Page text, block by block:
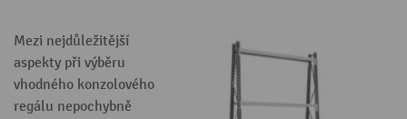
Mezi nejdůležitější
aspekty při výběru
vhodného konzolového
regálu nepochybně